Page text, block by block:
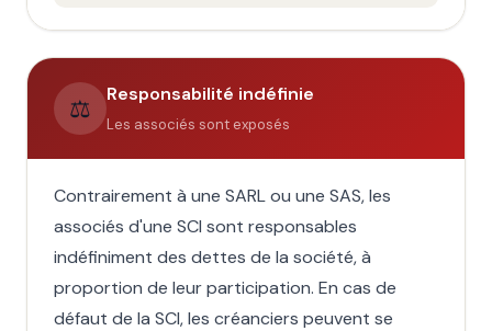
⚖️ Responsabilité indéfinie
Les associés sont exposés
Contrairement à une SARL ou une SAS, les
associés d'une SCI sont responsables
indéfiniment des dettes de la société, à
proportion de leur participation. En cas de
défaut de la SCI, les créanciers peuvent se